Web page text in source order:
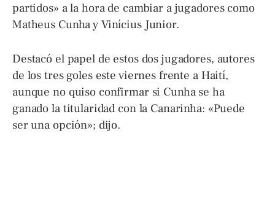
partidos» a la hora de cambiar a jugadores como
Matheus Cunha y Vinícius Junior.
Destacó el papel de estos dos jugadores, autores
de los tres goles este viernes frente a Haití,
aunque no quiso confirmar si Cunha se ha
ganado la titularidad con la Canarinha: «Puede
ser una opción»; dijo.